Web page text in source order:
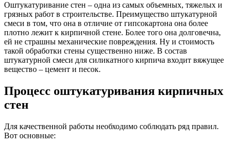
Оштукатуривание стен – одна из самых объемных, тяжелых и
грязных работ в строительстве. Преимущество штукатурной
смеси в том, что она в отличие от гипсокартона она более
плотно лежит к кирпичной стене. Более того она долговечна,
ей не страшны механические повреждения. Ну и стоимость
такой обработки стены существенно ниже. В состав
штукатурной смеси для силикатного кирпича входит вяжущее
вещество – цемент и песок.
Процесс оштукатуривания кирпичных
стен
Для качественной работы необходимо соблюдать ряд правил.
Вот основные: